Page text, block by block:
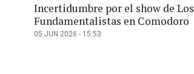
Incertidumbre por el show de Los
Fundamentalistas en Comodoro
05 JUN 2026 - 15:53